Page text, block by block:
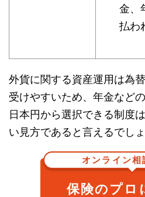
金、
払わ
外貨に関する資産運用は為
受けやすいため、年金など
日本円から選択できる制度
い見方であると言えるでしょ
オンライン相
保険のプロ